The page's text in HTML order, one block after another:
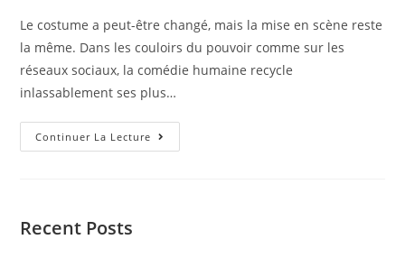
Le costume a peut-être changé, mais la mise en scène reste
la même. Dans les couloirs du pouvoir comme sur les
réseaux sociaux, la comédie humaine recycle
inlassablement ses plus…
Continuer La Lecture
Recent Posts